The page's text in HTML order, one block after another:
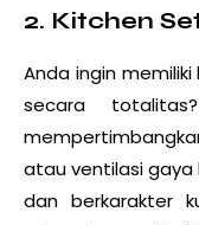
2. Kitchen
Anda ingin
secara
atau ventilasi gaya
dan berkarakter